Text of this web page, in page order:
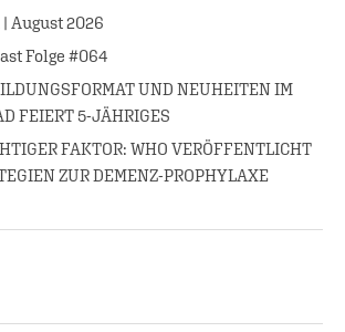
August 2026
Folge #064
UND NEUHEITEN IM
FEIERT 5-JÄHRIGES
FAKTOR: WHO VERÖFFENTLICHT
ZUR DEMENZ-PROPHYLAXE